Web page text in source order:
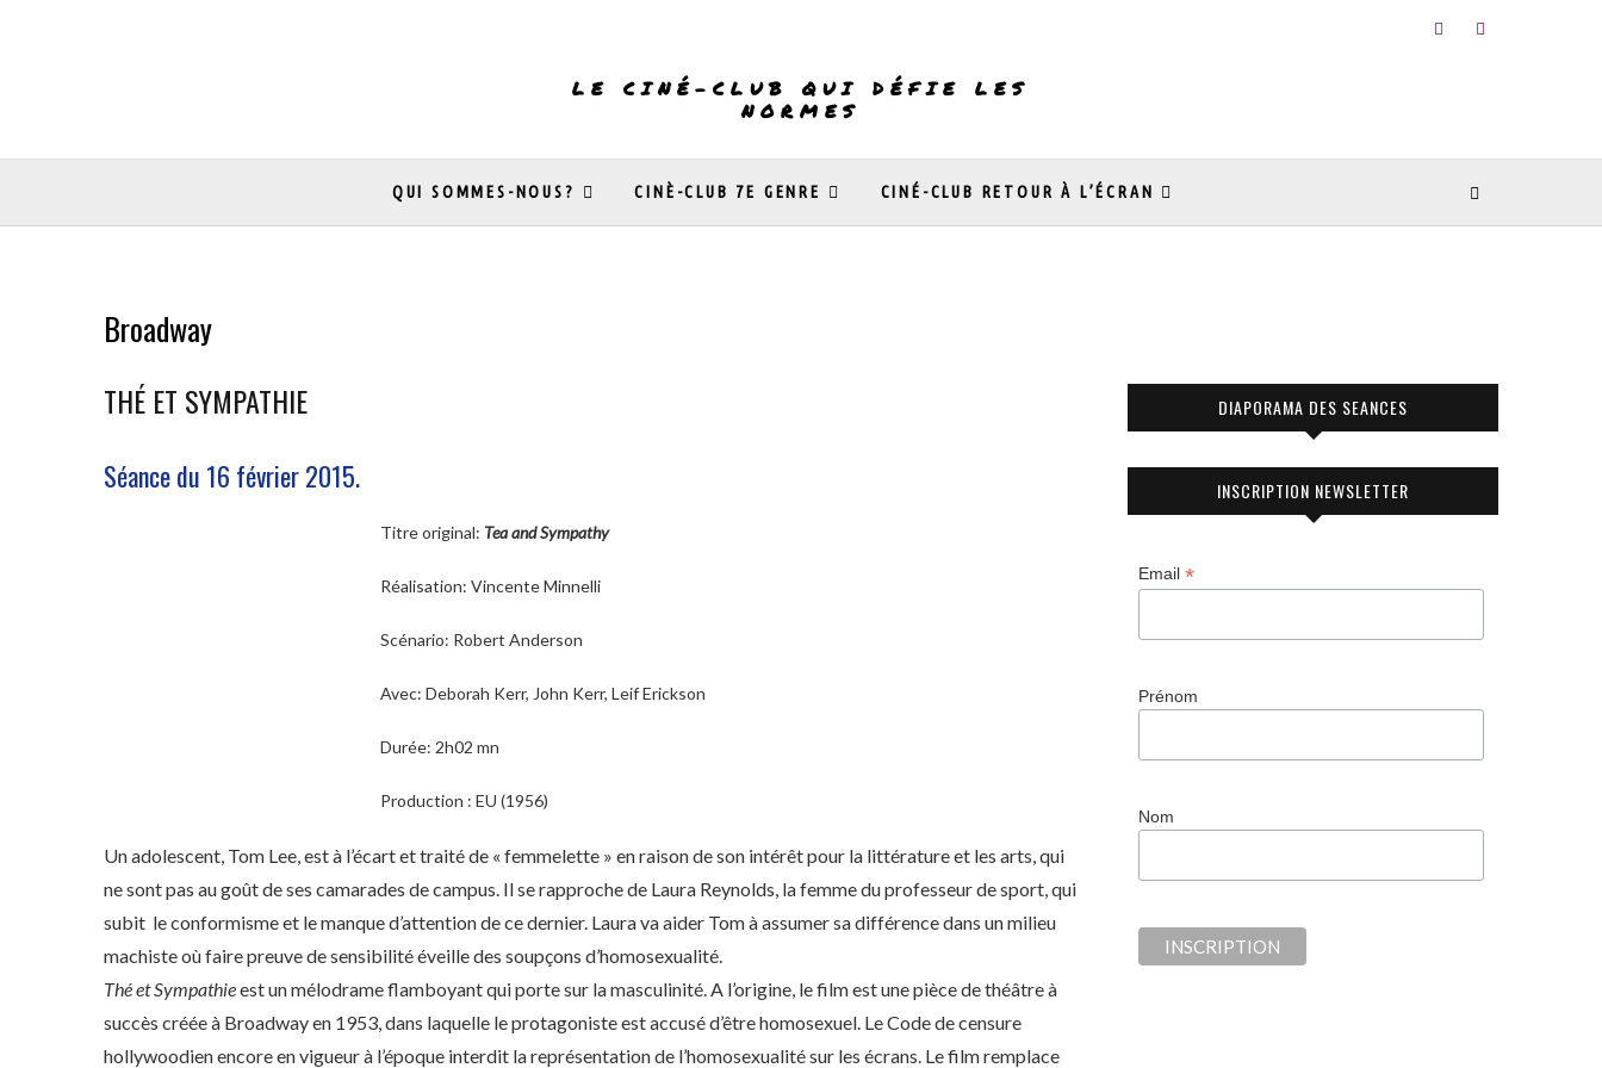
LE CINÉ-CLUB QUI DÉFIE LES
NORMES
QUI SOMMES-NOUS? CINÈ-CLUB 7E GENRE CINÉ-CLUB RETOUR À L’ÉCRAN
Broadway
THÉ ET SYMPATHIE
Séance du 16 février 2015.
Titre original: Tea and Sympathy
Réalisation: Vincente Minnelli
Scénario: Robert Anderson
Avec: Deborah Kerr, John Kerr, Leif Erickson
Durée: 2h02 mn
Production : EU (1956)
Un adolescent, Tom Lee, est à l’écart et traité de « femmelette » en raison de son intérêt pour la littérature et les arts, qui
ne sont pas au goût de ses camarades de campus. Il se rapproche de Laura Reynolds, la femme du professeur de sport, qui
subit le conformisme et le manque d’attention de ce dernier. Laura va aider Tom à assumer sa différence dans un milieu
machiste où faire preuve de sensibilité éveille des soupçons d’homosexualité.
Thé et Sympathieest un mélodrame flamboyant qui porte sur la masculinité. A l’origine, le film est une pièce de théâtre à
succès créée à Broadway en 1953, dans laquelle le protagoniste est accusé d’être homosexuel. Le Code de censure
hollywoodien encore en vigueur à l’époque interdit la représentation de l’homosexualité sur les écrans. Le film remplace
DIAPORAMA DES SEANCES
INSCRIPTION NEWSLETTER
Email*
Prénom
Nom